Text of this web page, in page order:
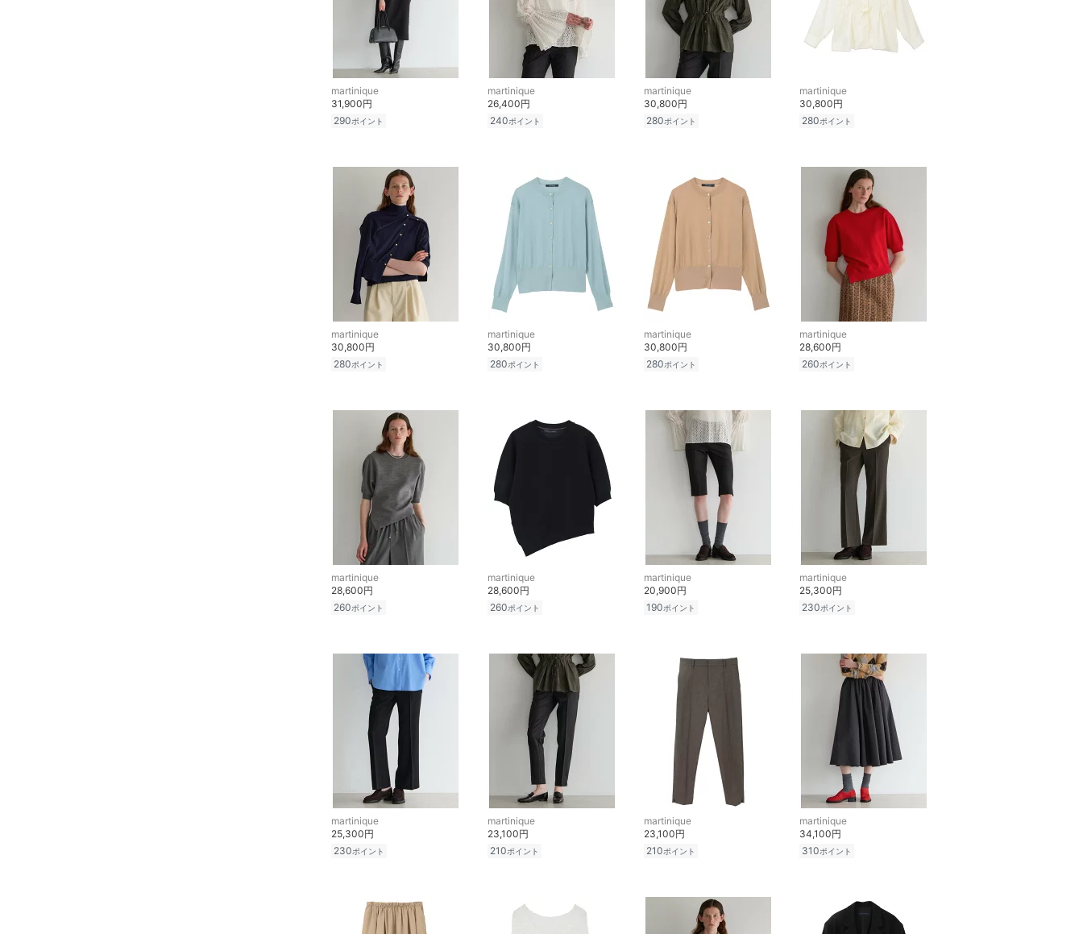
martinique
31,900円
290ポイント
martinique
26,400円
240ポイント
martinique
30,800円
280ポイント
martinique
30,800円
280ポイント
martinique
30,800円
280ポイント
martinique
30,800円
280ポイント
martinique
30,800円
280ポイント
martinique
28,600円
260ポイント
martinique
28,600円
260ポイント
martinique
28,600円
260ポイント
martinique
20,900円
190ポイント
martinique
25,300円
230ポイント
martinique
25,300円
230ポイント
martinique
23,100円
210ポイント
martinique
23,100円
210ポイント
martinique
34,100円
310ポイント